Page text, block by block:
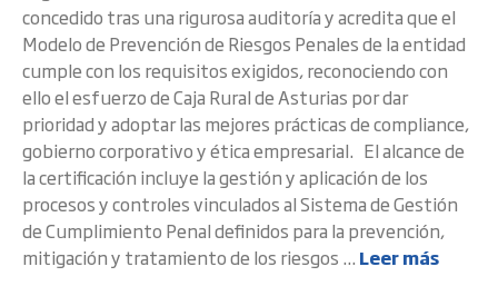
concedido tras una rigurosa auditoría y acredita que el
Modelo de Prevención de Riesgos Penales de la entidad
cumple con los requisitos exigidos, reconociendo con
ello el esfuerzo de Caja Rural de Asturias por dar
prioridad y adoptar las mejores prácticas de compliance,
gobierno corporativo y ética empresarial. El alcance de
la certificación incluye la gestión y aplicación de los
procesos y controles vinculados al Sistema de Gestión
de Cumplimiento Penal definidos para la prevención,
mitigación y tratamiento de los riesgos ... Leer más